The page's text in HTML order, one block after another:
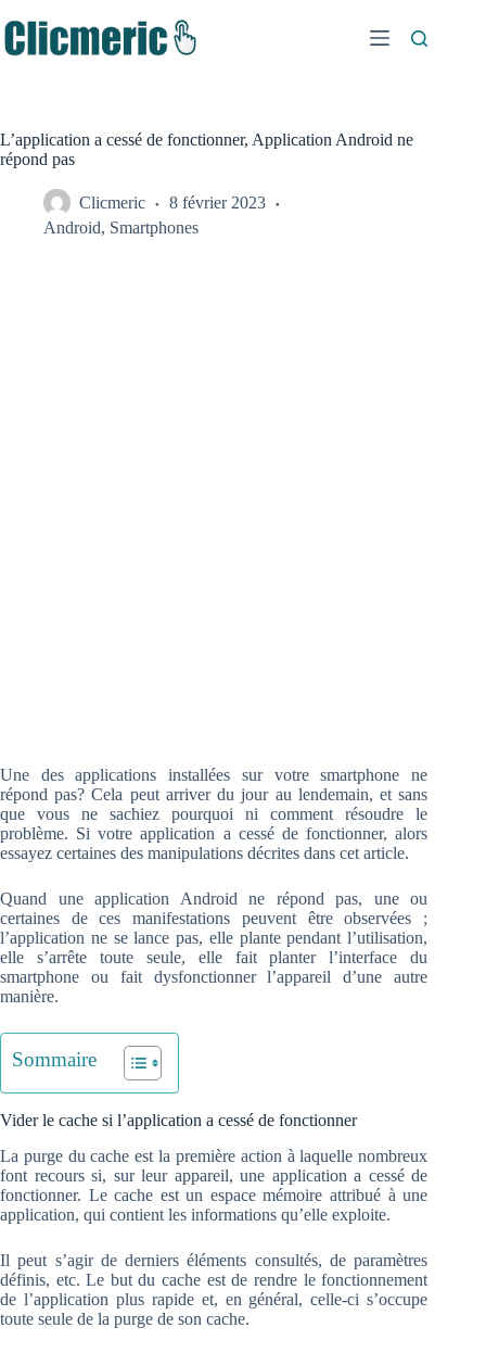
au
contenu
L’application a cessé de fonctionner, Application Android ne
répond pas
Clicmeric
8 février 2023
Android, Smartphones
Une des applications installées sur votre smartphone ne
répond pas? Cela peut arriver du jour au lendemain, et sans
que vous ne sachiez pourquoi ni comment résoudre le
problème. Si votre application a cessé de fonctionner, alors
essayez certaines des manipulations décrites dans cet article.
Quand une application Android ne répond pas, une ou
certaines de ces manifestations peuvent être observées ;
l’application ne se lance pas, elle plante pendant l’utilisation,
elle s’arrête toute seule, elle fait planter l’interface du
smartphone ou fait dysfonctionner l’appareil d’une autre
manière.
Sommaire
Vider le cache si l’application a cessé de fonctionner
La purge du cache est la première action à laquelle nombreux
font recours si, sur leur appareil, une application a cessé de
fonctionner. Le cache est un espace mémoire attribué à une
application, qui contient les informations qu’elle exploite.
Il peut s’agir de derniers éléments consultés, de paramètres
définis, etc. Le but du cache est de rendre le fonctionnement
de l’application plus rapide et, en général, celle-ci s’occupe
toute seule de la purge de son cache.